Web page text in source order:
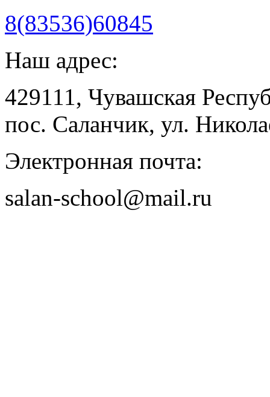
8(83536)60845
Наш адрес:
429111, Чувашская
пос. Саланчик, ул.
Электронная почта:
salan-school@mail.ru